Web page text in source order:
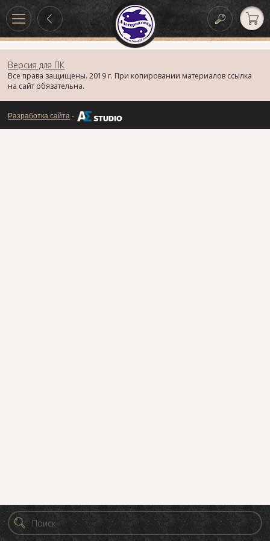
Версия для ПК
Все права защищены. 2019 г. При копировании материалов ссылка
на сайт обязательна.
Разработка сайта -